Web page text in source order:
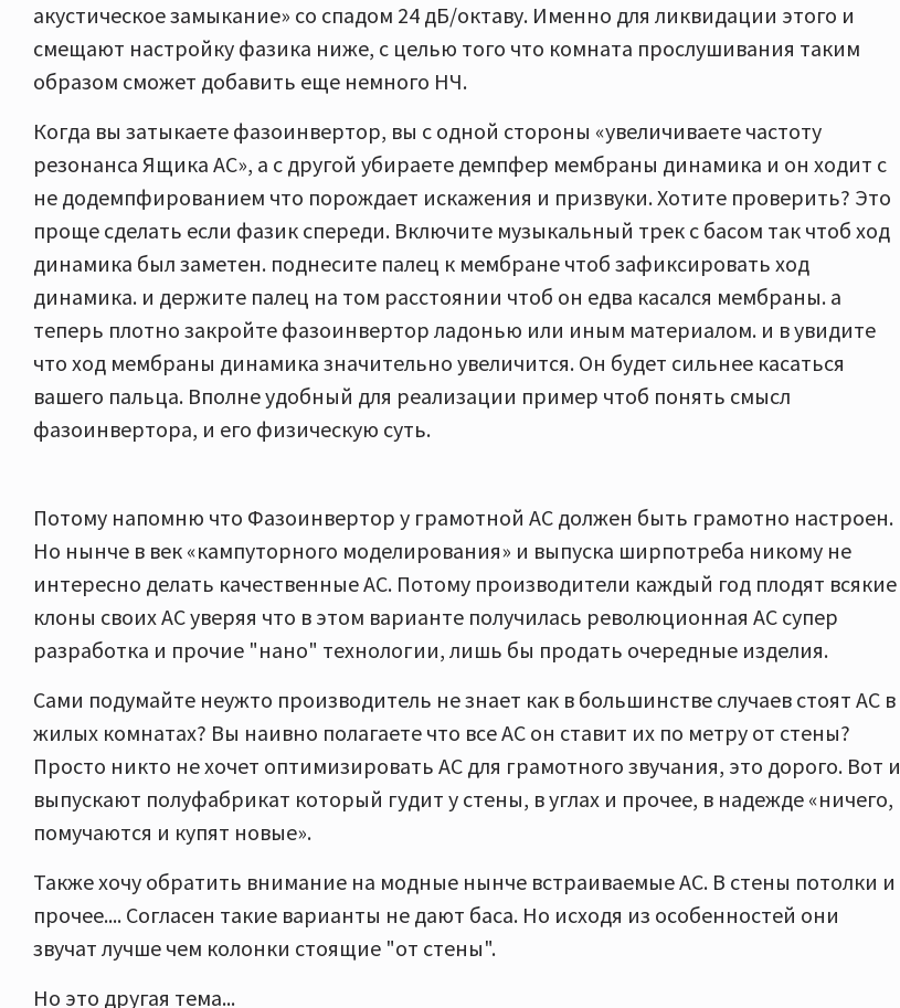
акустическое замыкание» со спадом 24 дБ/октаву. Именно для ликвидации этого и
смещают настройку фазика ниже, с целью того что комната прослушивания таким
образом сможет добавить еще немного НЧ.
Когда вы затыкаете фазоинвертор, вы с одной стороны «увеличиваете частоту
резонанса Ящика АС», а с другой убираете демпфер мембраны динамика и он ходит с
не додемпфированием что порождает искажения и призвуки. Хотите проверить? Это
проще сделать если фазик спереди. Включите музыкальный трек с басом так чтоб ход
динамика был заметен. поднесите палец к мембране чтоб зафиксировать ход
динамика. и держите палец на том расстоянии чтоб он едва касался мембраны. а
теперь плотно закройте фазоинвертор ладонью или иным материалом. и в увидите
что ход мембраны динамика значительно увеличится. Он будет сильнее касаться
вашего пальца. Вполне удобный для реализации пример чтоб понять смысл
фазоинвертора, и его физическую суть.
Потому напомню что Фазоинвертор у грамотной АС должен быть грамотно настроен.
Но нынче в век «кампуторного моделирования» и выпуска ширпотреба никому не
интересно делать качественные АС. Потому производители каждый год плодят всякие
клоны своих АС уверяя что в этом варианте получилась революционная АС супер
разработка и прочие "нано" технологии, лишь бы продать очередные изделия.
Сами подумайте неужто производитель не знает как в большинстве случаев стоят АС в
жилых комнатах? Вы наивно полагаете что все АС он ставит их по метру от стены?
Просто никто не хочет оптимизировать АС для грамотного звучания, это дорого. Вот и
выпускают полуфабрикат который гудит у стены, в углах и прочее, в надежде «ничего,
помучаются и купят новые».
Также хочу обратить внимание на модные нынче встраиваемые АС. В стены потолки и
прочее.... Согласен такие варианты не дают баса. Но исходя из особенностей они
звучат лучше чем колонки стоящие "от стены".
Но это другая тема...